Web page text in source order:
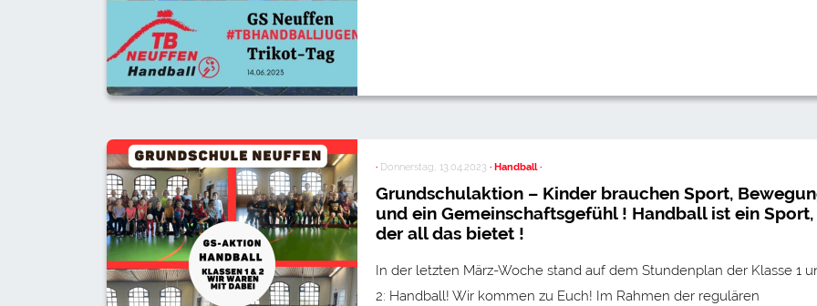
·Donnerstag, 13.04.2023 · Handball ·
Grundschulaktion – Kinder brauchen Sport,
und ein Gemeinschaftsgefühl ! Handball ist ein Sport,
der all das bietet !
In der letzten März-Woche stand auf dem Stundenplan der Klasse 1
2: Handball! Wir kommen zu Euch! Im Rahmen der regulären